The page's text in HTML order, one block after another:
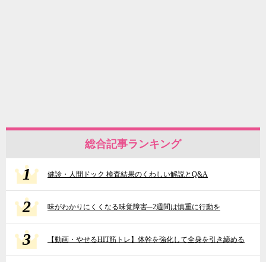
総合記事ランキング
1 健診・人間ドック 検査結果のくわしい解説とQ&A
2 味がわかりにくくなる味覚障害─2週間は慎重に行動を
3 【動画・やせるHIT筋トレ】体幹を強化して全身を引き締める